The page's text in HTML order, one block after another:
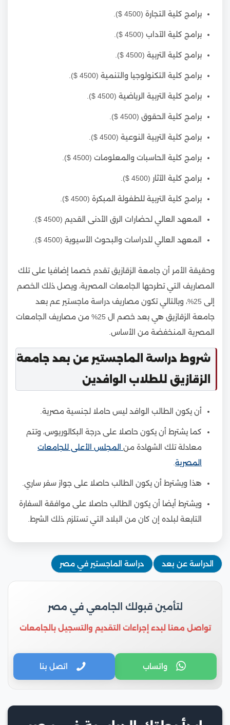
برامج كلية التجارة (4500 $).
برامج كلية الآداب (4500 $).
برامج كلية التربية (4500 $).
برامج كلية التكنولوجيا والتنمية (4500 $).
برامج كلية التربية الرياضية (4500 $).
برامج كلية الحقوق (4500 $).
برامج كلية التربية النوعية (4500 $).
برامج كلية الحاسبات والمعلومات (4500 $).
برامج كلية الآثار (4500 $).
برامج كلية التربية للطفولة المبكرة (4500 $).
المعهد العالي لحضارات الرق الأدنى القديم (4500 $).
المعهد العالي للدراسات والبحوث الأسيوية (4500 $).
وحقيقة الأمر أن جامعة الزقازيق تقدم خصما إضافيا على تلك
المصاريف التي تطرحها الجامعات المصرية، ويصل ذلك الخصم
إلى 25%، وبالتالي تكون مصاريف دراسة ماجستير عم بعد
جامعة الزقازيق هي بعد خصم ال 25% من مصاريف الجامعات
المصرية المنخفضة من الأساس.
شروط دراسة الماجستير عن بعد جامعة
الزقازيق للطلاب الوافدين
أن يكون الطالب الوافد ليس حاملا لجنسية مصرية.
كما يشترط أن يكون حاصلا على درجة البكالوريوس، وتتم
معادلة تلك الشهادة من المجلس الأعلى للجامعات
المصرية
هذا ويشترط أن يكون الطالب حاصلا على جواز سفر ساري.
ويشترط أيضا أن يكون الطالب حاصلا على موافقة السفارة
التابعة لبلده إن كان من البلاد التي تستلزم ذلك الشرط.
الدراسة عن بعد دراسة الماجستير في مصر
لتأمين قبولك الجامعي في مصر
تواصل معنا لبدء إجراءات التقديم والتسجيل بالجامعات
واتساب اتصل بنا